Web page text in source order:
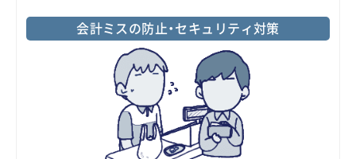
会計ミスの防止・セキュリティ対策